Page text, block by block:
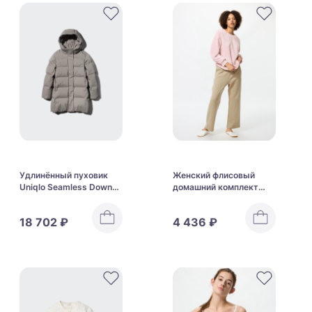
Удлинённый пуховик
Uniqlo Seamless Down
18 702 ₽
Женский флисовый
домашний комплект
4 436 ₽